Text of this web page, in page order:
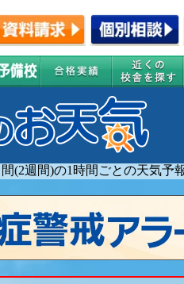
間(2週間)の1時間ごとの天気予